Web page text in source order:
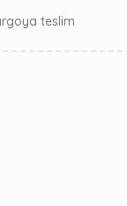
teslim